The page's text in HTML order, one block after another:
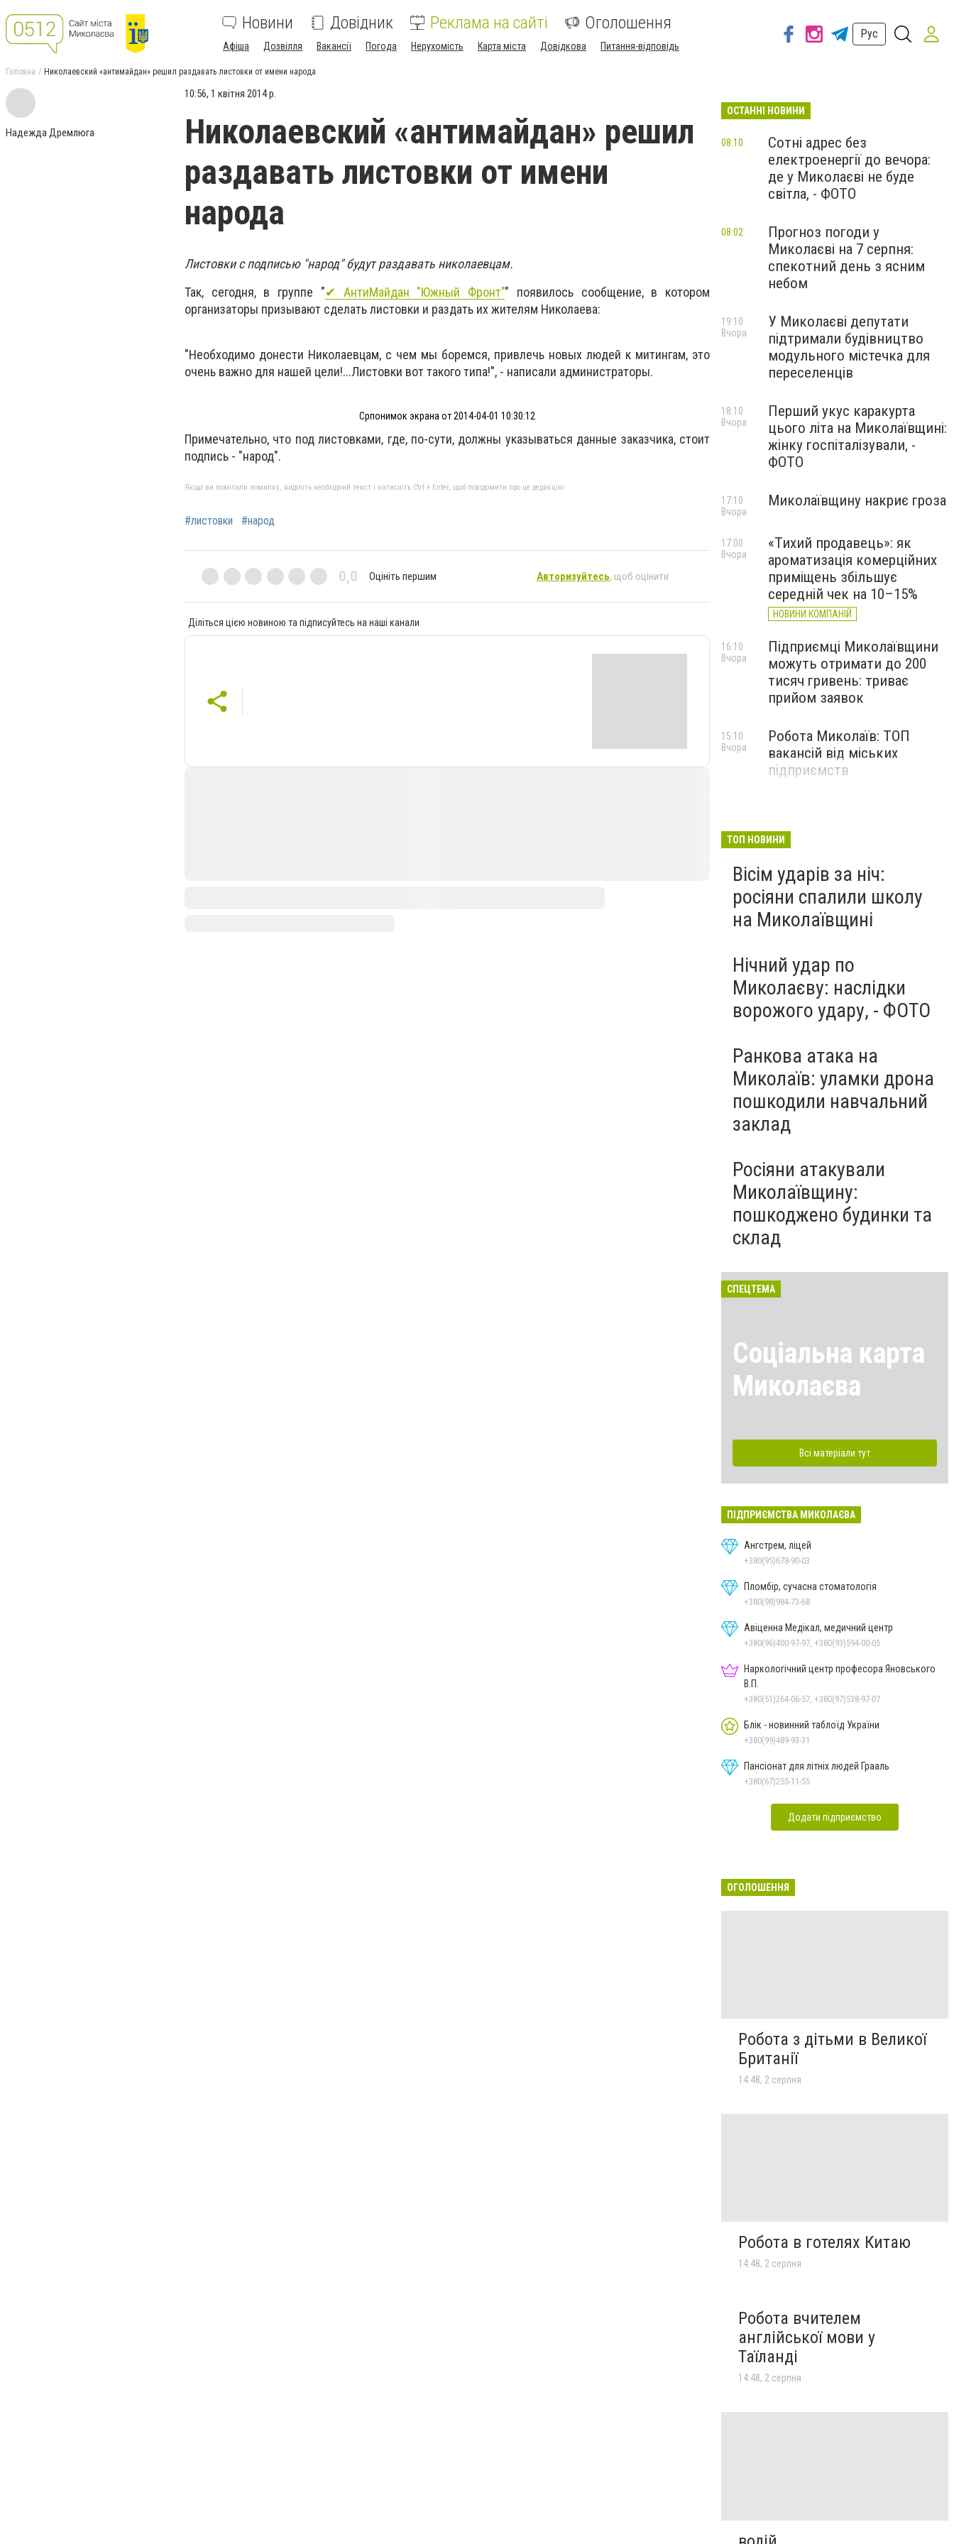
Новини Довідник Реклама на сайті Оголошення
Афіша Дозвілля Вакансії Погода Нерухомість Карта міста Довідкова Питання-відповідь
Рус
Головна Николаевский «антимайдан» решил раздавать листовки от имени народа
Надежда Дремлюга
10:56, 1 квітня 2014 р.
Николаевский «антимайдан» решил
раздавать листовки от имени
народа
Листовки с подписью "народ" будут раздавать николаевцам.
Так, сегодня, в группе "✔ АнтиМайдан "Южный Фронт"" появилось сообщение, в котором
организаторы призывают сделать листовки и раздать их жителям Николаева:
"Необходимо донести Николаевцам, с чем мы боремся, привлечь новых людей к митингам, это
очень важно для нашей цели!...Листовки вот такого типа!", - написали администраторы.
Српонимок экрана от 2014-04-01 10:30:12
Примечательно, что под листовками, где, по-сути, должны указываться данные заказчика, стоит
подпись - "народ".
Якщо ви помітили помилку, виділіть необхідний текст і натисніть Ctrl + Enter, щоб повідомити про це редакцію
#листовки #народ
0,0 Оцініть першим Авторизуйтесь, щоб оцінити
Діліться цією новиною та підписуйтесь на наші канали
ОСТАННІ НОВИНИ
Сотні адрес без
електроенергії до вечора:
де у Миколаєві не буде
світла, - ФОТО
08:10
Прогноз погоди у
Миколаєві на 7 серпня:
спекотний день з ясним
небом
08:02
У Миколаєві депутати
підтримали будівництво
модульного містечка для
переселенців
19:10
Вчора
Перший укус каракурта
цього літа на Миколаївщині:
жінку госпіталізували, -
ФОТО
18:10
Вчора
Миколаївщину накриє гроза
17:10
Вчора
«Тихий продавець»: як
ароматизація комерційних
приміщень збільшує
середній чек на 10–15%
НОВИНИ КОМПАНІЙ
17:00
Вчора
Підприємці Миколаївщини
можуть отримати до 200
тисяч гривень: триває
прийом заявок
16:10
Вчора
Робота Миколаїв: ТОП
вакансій від міських
підприємств
15:10
Вчора
ТОП НОВИНИ
Вісім ударів за ніч:
росіяни спалили школу
на Миколаївщині
Нічний удар по
Миколаєву: наслідки
ворожого удару, - ФОТО
Ранкова атака на
Миколаїв: уламки дрона
пошкодили навчальний
заклад
Росіяни атакували
Миколаївщину:
пошкоджено будинки та
склад
СПЕЦТЕМА
Соціальна карта
Миколаєва
Всі матеріали тут
ПІДПРИЄМСТВА МИКОЛАЄВА
Ангстрем, ліцей
+380(95)678-90-03
Пломбір, сучасна стоматологія
+380(98)984-73-68
Авіценна Медікал, медичний центр
+380(96)400-97-97, +380(93)594-00-05
Наркологічний центр професора Яновського
В.П.
+380(51)264-06-57, +380(97)538-97-07
Блік - новинний таблоїд України
+380(99)489-93-31
Пансіонат для літніх людей Грааль
+380(67)255-11-55
Додати підприємство
ОГОЛОШЕННЯ
Робота з дітьми в Великої
Британії
14:48, 2 серпня
Робота в готелях Китаю
14:48, 2 серпня
Робота вчителем
англійської мови у
Таїланді
14:48, 2 серпня